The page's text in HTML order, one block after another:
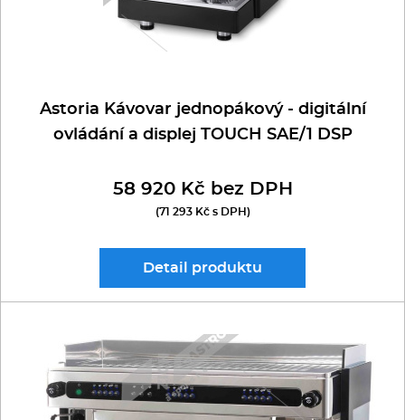
Astoria Kávovar jednopákový - digitální
ovládání a displej TOUCH SAE/1 DSP
58 920 Kč bez DPH
(71 293 Kč s DPH)
Detail produktu